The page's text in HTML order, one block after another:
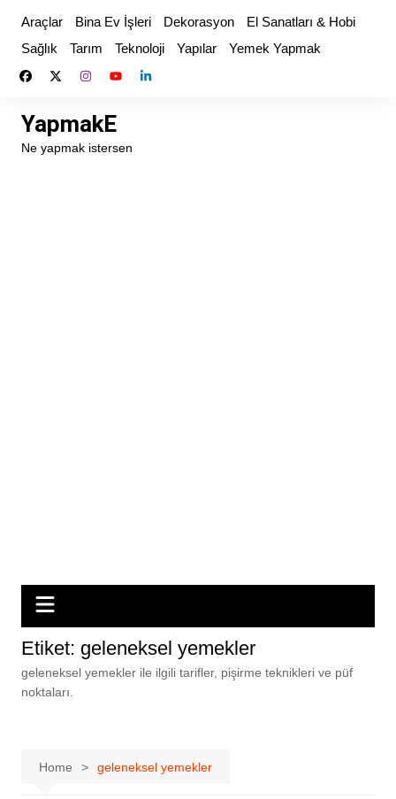
content
Araçlar Bina Ev İşleri Dekorasyon
El Sanatları & Hobi
Sağlık
Tarım Teknoloji Yapılar Yemek Yapmak
YapmakE
Ne yapmak istersen
Etiket: geleneksel yemekler
geleneksel yemekler ile ilgili tarifler, pişirme teknikleri ve püf
noktaları.
Home geleneksel yemekler